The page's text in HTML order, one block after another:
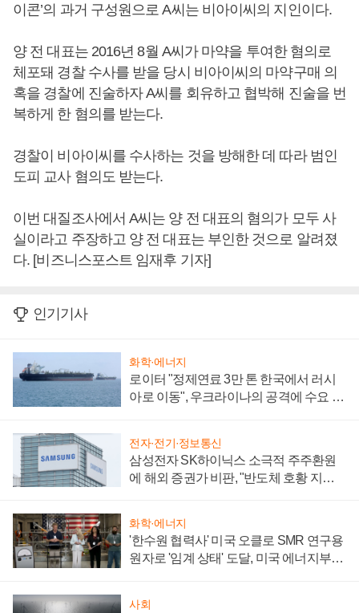
이콘’의 과거 구성원으로 A씨는 비아이씨의 지인이다.
양 전 대표는 2016년 8월 A씨가 마약을 투여한 혐의로
체포돼 경찰 수사를 받을 당시 비아이씨의 마약구매 의
혹을 경찰에 진술하자 A씨를 회유하고 협박해 진술을 번
복하게 한 혐의를 받는다.
경찰이 비아이씨를 수사하는 것을 방해한 데 따라 범인
도피 교사 혐의도 받는다.
이번 대질조사에서 A씨는 양 전 대표의 혐의가 모두 사
실이라고 주장하고 양 전 대표는 부인한 것으로 알려졌
다. [비즈니스포스트 임재후 기자]
인기기사
화학·에너지
로이터 "정제연료 3만 톤 한국에서 러시
아로 이동", 우크라이나의 공격에 수요 늘
전자·전기·정보통신
삼성전자 SK하이닉스 소극적 주주환원
에 해외 증권가 비판, "반도체 호황 지속
화학·에너지
'한수원 협력사' 미국 오클로 SMR 연구용
원자로 '임계 상태' 도달, 미국 에너지부
사회